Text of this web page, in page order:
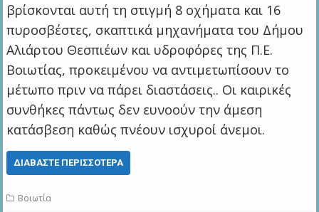
βρίσκονται αυτή τη στιγμή 8 οχήματα και 16
πυροσβέστες, σκαπτικά μηχανήματα του Δήμου
Αλιάρτου Θεσπιέων και υδροφόρες της Π.Ε.
Βοιωτίας, προκειμένου να αντιμετωπίσουν το
μέτωπο πριν να πάρει διαστάσεις.. Οι καιρικές
συνθήκες πάντως δεν ευνοούν την άμεση
κατάσβεση καθώς πνέουν ισχυροί άνεμοι.
ΔΙΑΒΆΣΤΕ ΠΕΡΙΣΣΌΤΕΡΑ
Βοιωτία